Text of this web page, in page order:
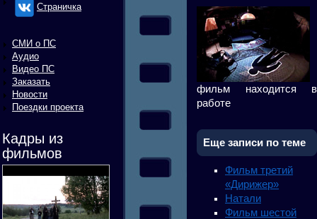
Cтраничка
СМИ о ПС
Аудио
Видео ПС
Заказать
Новости
Поездки проекта
Кадры из
фильмов
фильм находится в
работе
Еще записи по теме
Фильм третий
«Дирижер»
Натали
Фильм шестой